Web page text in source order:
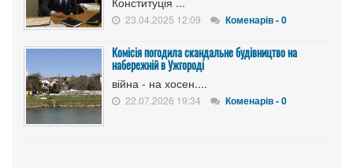
23.04.2025 12:09 Коменарів - 0
Комісія погодила скандальне будівництво на
набережній в Ужгороді
війна - на хосен....
22.07.2026 19:34 Коменарів - 0